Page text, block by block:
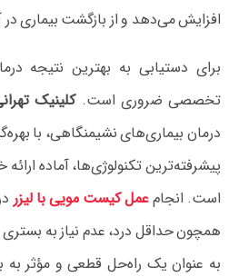
افزایش می‌دهد و از بازگشت بیماری
برای دستیابی به بهترین نتیجه
تخصصی ضروری است.کلینیک
درمان بیماری‌های نشیمنگاهی، با
پیشرفته‌ترین تکنولوژی‌ها، آماده
است. انجامعمل کیست مویی با لیزر
همچون حداقل درد، عدم نیاز به بستری
به عنوان یک راه‌حل قطعی و مؤثر به